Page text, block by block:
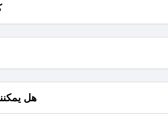
هل